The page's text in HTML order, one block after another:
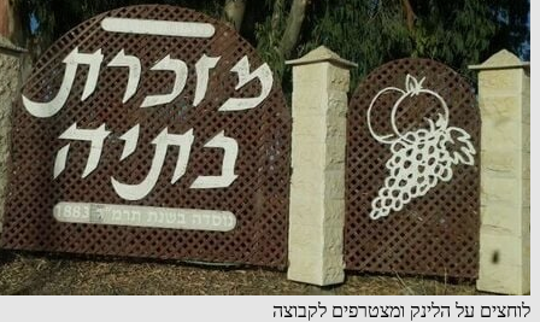
לוחצים על הלינק ומצטרפים לקבוצה